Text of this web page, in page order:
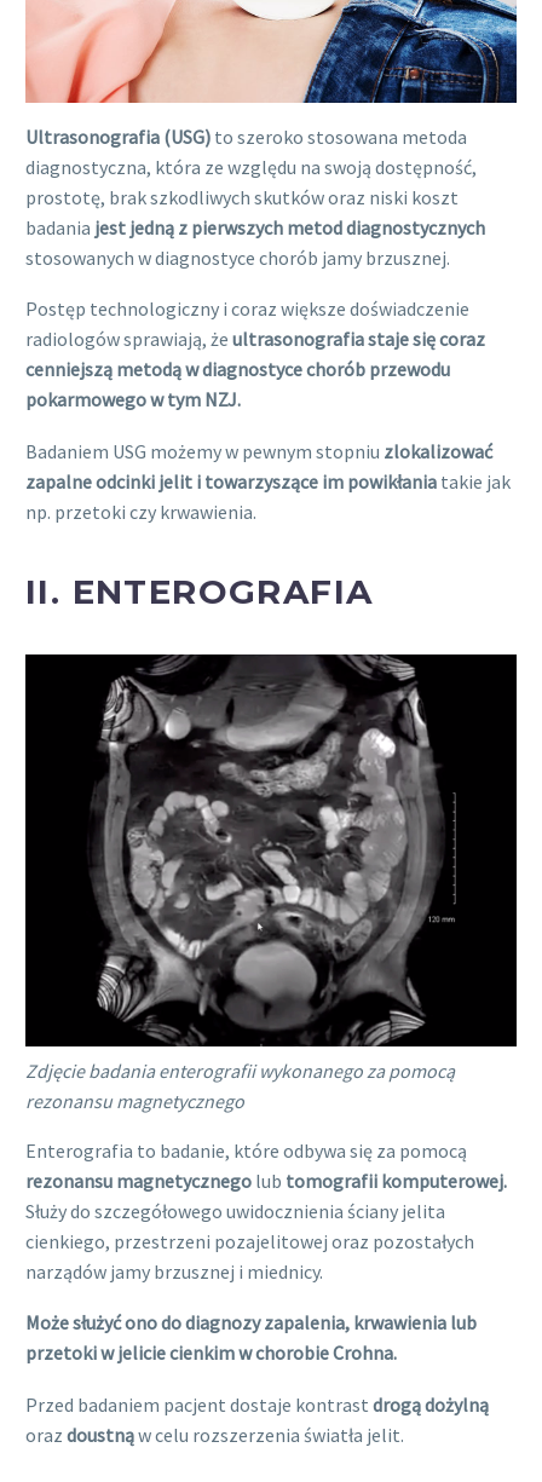
Ultrasonografia (USG) to szeroko stosowana metoda
diagnostyczna, która ze względu na swoją dostępność,
prostotę, brak szkodliwych skutków oraz niski koszt
badania jest jedną z pierwszych metod diagnostycznych
stosowanych w diagnostyce chorób jamy brzusznej.
Postęp technologiczny i coraz większe doświadczenie
radiologów sprawiają, że ultrasonografia staje się coraz
cenniejszą metodą w diagnostyce chorób przewodu
pokarmowego w tym NZJ.
Badaniem USG możemy w pewnym stopniu zlokalizować
zapalne odcinki jelit i towarzyszące im powikłania takie jak
np. przetoki czy krwawienia.
II. ENTEROGRAFIA
Zdjęcie badania enterografii wykonanego za pomocą
rezonansu magnetycznego
Enterografia to badanie, które odbywa się za pomocą
rezonansu magnetycznego lub tomografii komputerowej.
Służy do szczegółowego uwidocznienia ściany jelita
cienkiego, przestrzeni pozajelitowej oraz pozostałych
narządów jamy brzusznej i miednicy.
Może służyć ono do diagnozy zapalenia, krwawienia lub
przetoki w jelicie cienkim w chorobie Crohna.
Przed badaniem pacjent dostaje kontrast drogą dożylną
oraz doustnąw celu rozszerzenia światła jelit.